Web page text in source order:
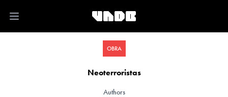
Open main menu
OBRA
Neoterroristas
Authors